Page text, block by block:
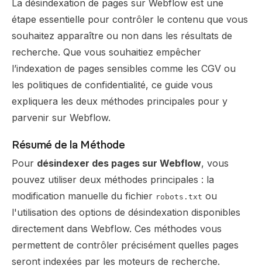
La désindexation de pages sur Webflow est une
étape essentielle pour contrôler le contenu que vous
souhaitez apparaître ou non dans les résultats de
recherche. Que vous souhaitiez empêcher
l’indexation de pages sensibles comme les CGV ou
les politiques de confidentialité, ce guide vous
expliquera les deux méthodes principales pour y
parvenir sur Webflow.
Résumé de la Méthode
Pour désindexer des pages sur Webflow, vous
pouvez utiliser deux méthodes principales : la
modification manuelle du fichier robots.txt ou
l'utilisation des options de désindexation disponibles
directement dans Webflow. Ces méthodes vous
permettent de contrôler précisément quelles pages
seront indexées par les moteurs de recherche.